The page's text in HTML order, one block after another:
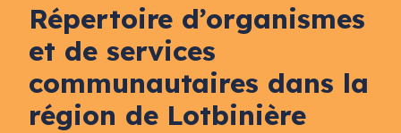
Répertoire d’organismes
et de services
communautaires dans la
région de Lotbinière